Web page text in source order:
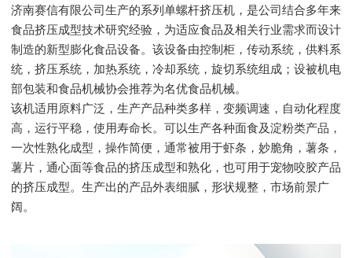
济南赛信有限公司生产的系列单螺杆挤压机，是公司结合多年来
食品挤压成型技术研究经验，为适应食品及相关行业需求而设计
制造的新型膨化食品设备。该设备由控制柜，传动系统，供料系
统，挤压系统，加热系统，冷却系统，旋切系统组成；设被机电
部包装和食品机械协会推荐为名优食品机械。
该机适用原料广泛，生产产品种类多样，变频调速，自动化程度
高，运行平稳，使用寿命长。可以生产各种面食及淀粉类产品，
一次性熟化成型，操作简便，通常被用于虾条，妙脆角，薯条，
薯片，通心面等食品的挤压成型和熟化，也可用于宠物咬胶产品
的挤压成型。生产出的产品外表细腻，形状规整，市场前景广
阔。